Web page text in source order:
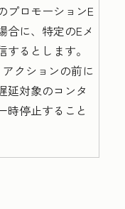
プロモーションE
合に、特定のEメ
るとします。
アクションの前に
延対象のコンタ
時停止すること